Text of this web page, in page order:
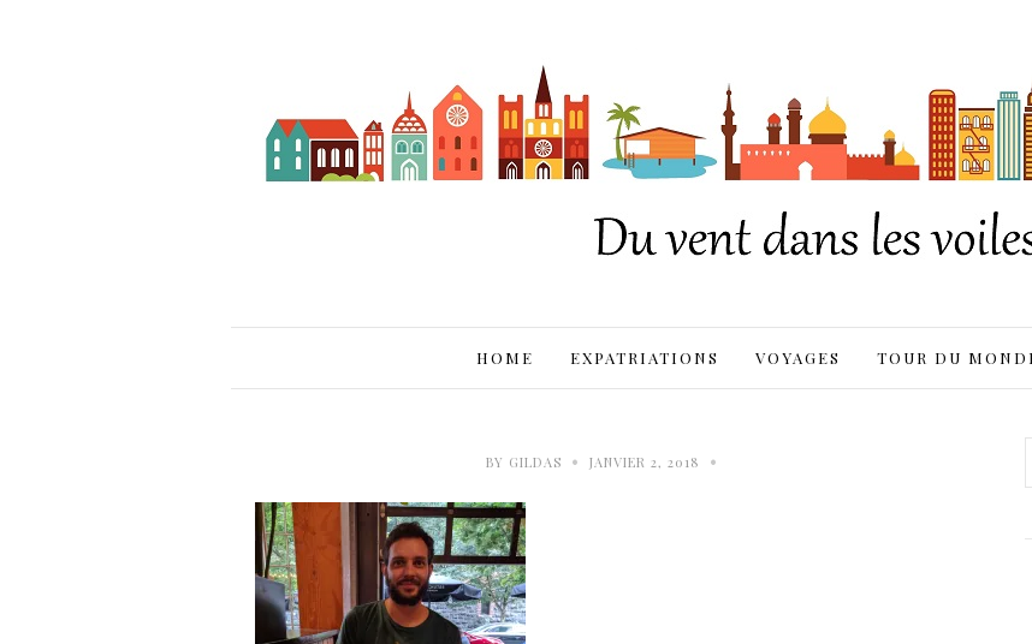
HOME EXPATRIATIONS VOYAGES TOUR DU
BY GILDAS • JANVIER 2, 2018 •